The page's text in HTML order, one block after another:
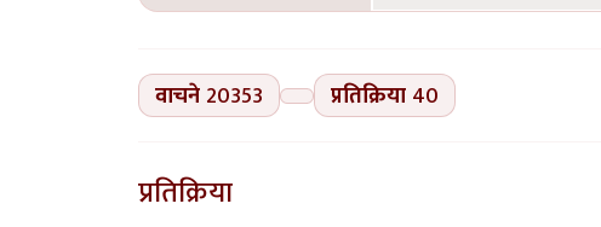
वाचने 20353 प्रतिक्रिया 40
प्रतिक्रिया